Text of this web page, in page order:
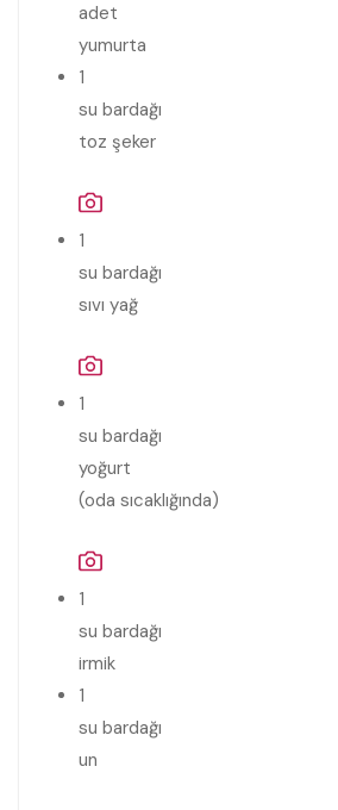
adet
yumurta
1
su bardağı
toz şeker
1
su bardağı
sıvı yağ
1
su bardağı
yoğurt
(oda sıcaklığında)
1
su bardağı
irmik
1
su bardağı
un